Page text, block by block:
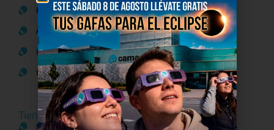
Política de Privacidad
Aviso Legal
Política de Cookies
Bases legales Concursos y Promociones
Tiendas
Moda